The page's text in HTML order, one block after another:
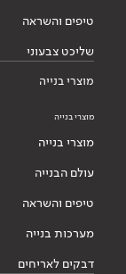
טיפים והשראה
שליכט צבעוני
מוצרי בנייה
מוצרי בנייה
מוצרי בנייה
עולם הבנייה
טיפים והשראה
מערכות בנייה
דבקים לאריחים